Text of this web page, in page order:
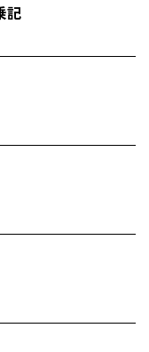
記